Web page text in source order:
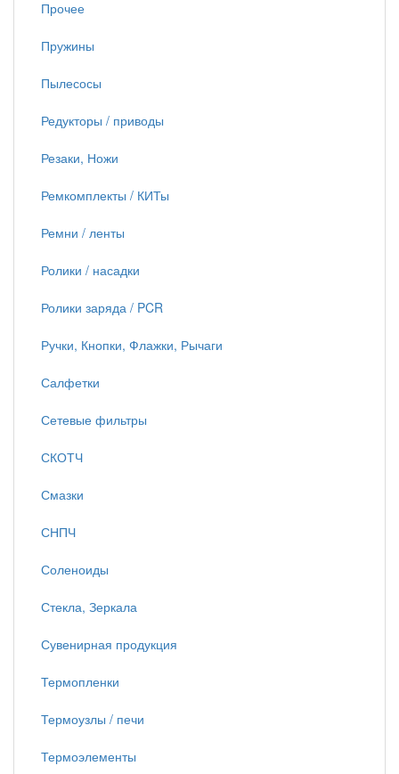
Прочее
Пружины
Пылесосы
Редукторы / приводы
Резаки, Ножи
Ремкомплекты / КИТы
Ремни / ленты
Ролики / насадки
Ролики заряда / PCR
Ручки, Кнопки, Флажки, Рычаги
Салфетки
Сетевые фильтры
СКОТЧ
Смазки
СНПЧ
Соленоиды
Стекла, Зеркала
Сувенирная продукция
Термопленки
Термоузлы / печи
Термоэлементы